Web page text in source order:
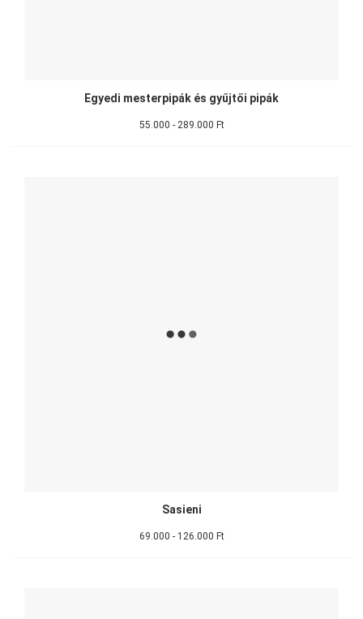
Egyedi mesterpipák és gyűjtői pipák
55.000 - 289.000 Ft
Sasieni
69.000 - 126.000 Ft